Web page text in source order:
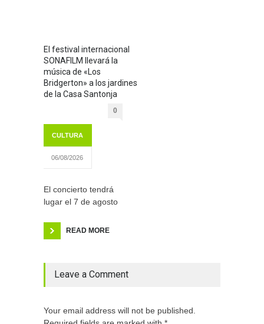
El festival internacional
SONAFILM llevará la
música de «Los
Bridgerton» a los jardines
de la Casa Santonja
0
CULTURA
06/08/2026
El concierto tendrá
lugar el 7 de agosto
READ MORE
Leave a Comment
Your email address will not be published.